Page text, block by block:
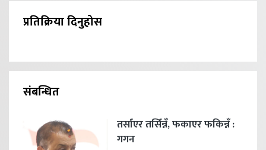
प्रतिक्रिया दिनुहोस
संबन्धित
तर्साएर तर्सिन्नँ, फकाएर फकिन्नँ :
गगन